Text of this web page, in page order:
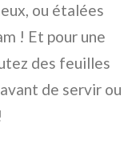
ou étalées
! Et pour une
des feuilles
de servir ou